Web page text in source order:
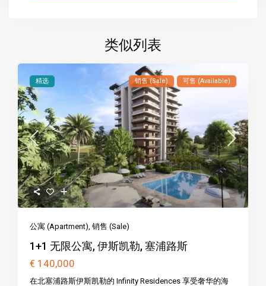
类似列表
精选 销售 (Sale) 可售 (Available)
公寓 (Apartment) ,销售 (Sale)
1+1 无限公寓, 伊斯凯勒, 塞浦路斯
€ 140,000
在北塞浦路斯伊斯凯勒的 Infinity Residences 享受奢华的海